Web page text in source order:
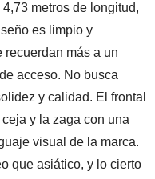
metros de longitud,
es limpio y
más a un
acceso. No busca
y calidad. El frontal
y la zaga con una
visual de la marca.
que asiático, y lo cierto